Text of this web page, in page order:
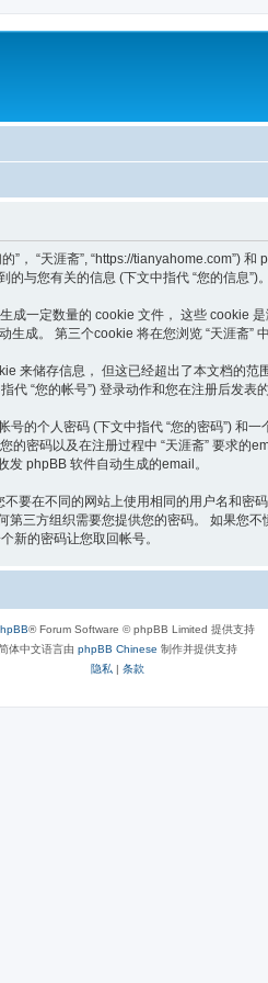
， “天涯斋”, “https://tianyahome.com”) 和
与您有关的信息 (下文中指代 “您的信息”)。
成一定数量的 cookie 文件， 这些 cookie
成。 第三个cookie 将在您浏览 “天涯斋”
来储存信息， 但这已经超出了本文档的
“您的帐号”) 登录动作和您在注册后发表
的个人密码 (下文中指代 “您的密码”) 和
密码以及在注册过程中 “天涯斋” 要求
phpBB 软件自动生成的email。
要在不同的网站上使用相同的用户名和密
三方组织需要您提供您的密码。 如果您
新的密码让您取回帐号。
® Forum Software © phpBB Limited 提供支持
体中文语言由 phpBB Chinese 制作并提供支持
隐私 | 条款